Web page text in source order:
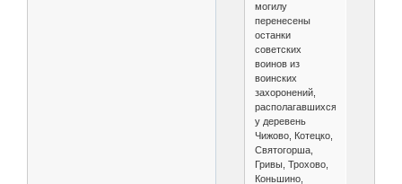
могилу
перенесены
останки
советских
воинов из
воинских
захоронений,
располагавшихся
у деревень
Чижово, Котецко,
Святогорша,
Гривы, Трохово,
Коньшино,